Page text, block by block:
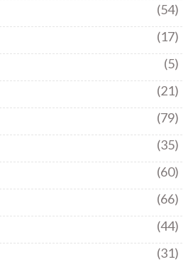
(54)
(17)
(5)
(21)
(79)
(35)
(60)
(66)
(44)
(31)